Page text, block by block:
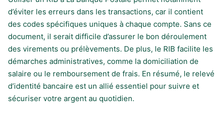
d’éviter les erreurs dans les transactions, car il contient
des codes spécifiques uniques à chaque compte. Sans ce
document, il serait difficile d’assurer le bon déroulement
des virements ou prélèvements. De plus, le RIB facilite les
démarches administratives, comme la domiciliation de
salaire ou le remboursement de frais. En résumé, le relevé
d’identité bancaire est un allié essentiel pour suivre et
sécuriser votre argent au quotidien.